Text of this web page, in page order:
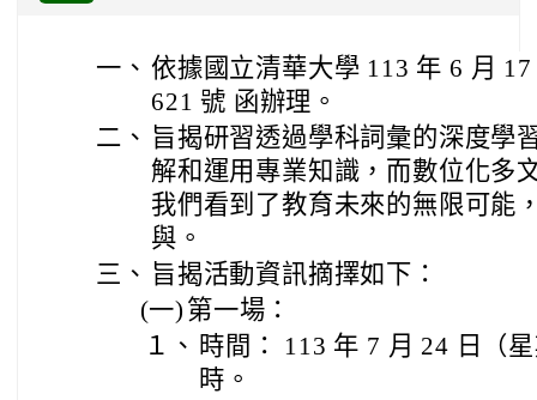
一、 依據國立清華大學 113 年 6 月
621 號 函辦理。
二、 旨揭研習透過學科詞彙的深度學
解和運用專業知識，而數位化多
我們看到了教育未來的無限可能
與。
三、 旨揭活動資訊摘擇如下：
(一) 第一場：
１、 時間： 113 年 7 月 24 日（
時。